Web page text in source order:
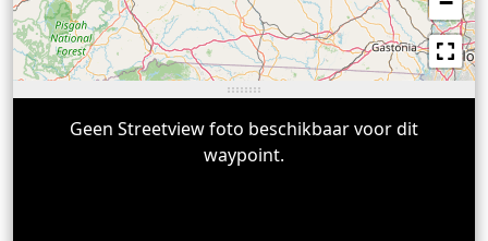
Geen Streetview foto beschikbaar voor dit
waypoint.